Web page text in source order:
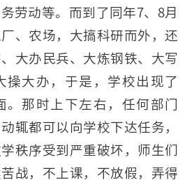
劳动等。而到了同年7、8月
、农场，大搞科研而外，还
大办民兵、大炼钢铁、大写
操大办，于是，学校出现了
那时上下左右，任何部门
辄都可以向学校下达任务，
秩序受到严重破坏，师生们
战，不上课，不放假，弄得